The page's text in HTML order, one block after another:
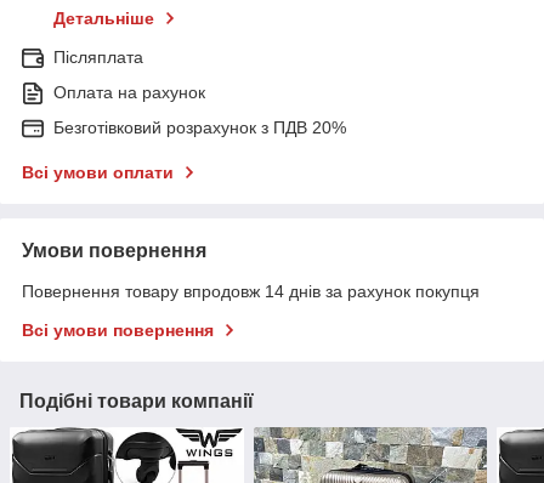
Детальніше
Післяплата
Оплата на рахунок
Безготівковий розрахунок з ПДВ 20%
Всі умови оплати
Умови повернення
Повернення товару впродовж 14 днів за рахунок покупця
Всі умови повернення
Подібні товари компанії